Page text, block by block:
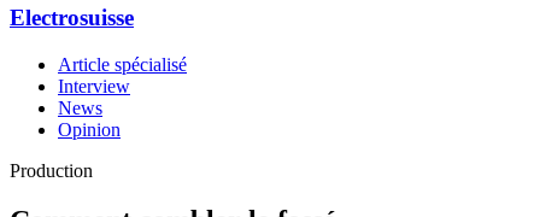
Electrosuisse
Article spécialisé
Interview
News
Opinion
Production